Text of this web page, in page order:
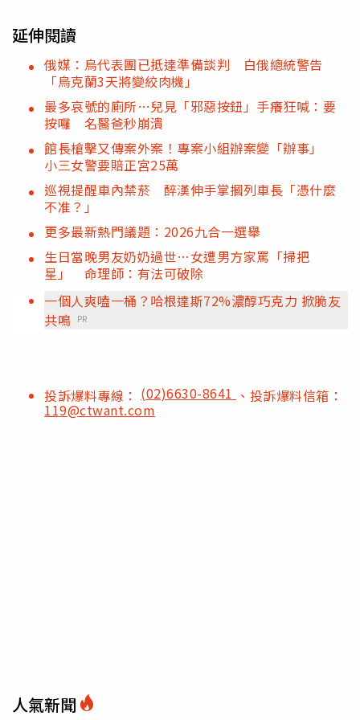
延伸閱讀
俄媒：烏代表團已抵達準備談判 白俄總統警告
「烏克蘭3天將變絞肉機」
最多哀號的廁所…兒見「邪惡按鈕」手癢狂喊：要
按囉 名醫爸秒崩潰
館長槍擊又傳案外案！專案小組辦案變「辦事」
小三女警要賠正宮25萬
巡視提醒車內禁菸 醉漢伸手掌摑列車長「憑什麼
不准？」
更多最新熱門議題：2026九合一選舉
生日當晚男友奶奶過世…女遭男方家罵「掃把
星」 命理師：有法可破除
一個人爽嗑一桶？哈根達斯72%濃醇巧克力 掀脆友
共鳴 PR
投訴爆料專線： (02)6630-8641 、投訴爆料信箱：
119@ctwant.com
人氣新聞